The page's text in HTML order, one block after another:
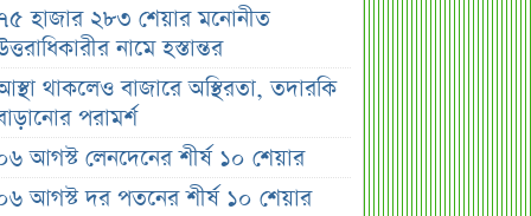
হাজার ২৮৩ শেয়ার মনোনীত
নামে হস্তান্তর
থাকলেও বাজারে অস্থিরতা, তদারকি
পরামর্শ
আগস্ট লেনদেনের শীর্ষ ১০ শেয়ার
আগস্ট দর পতনের শীর্ষ ১০ শেয়ার